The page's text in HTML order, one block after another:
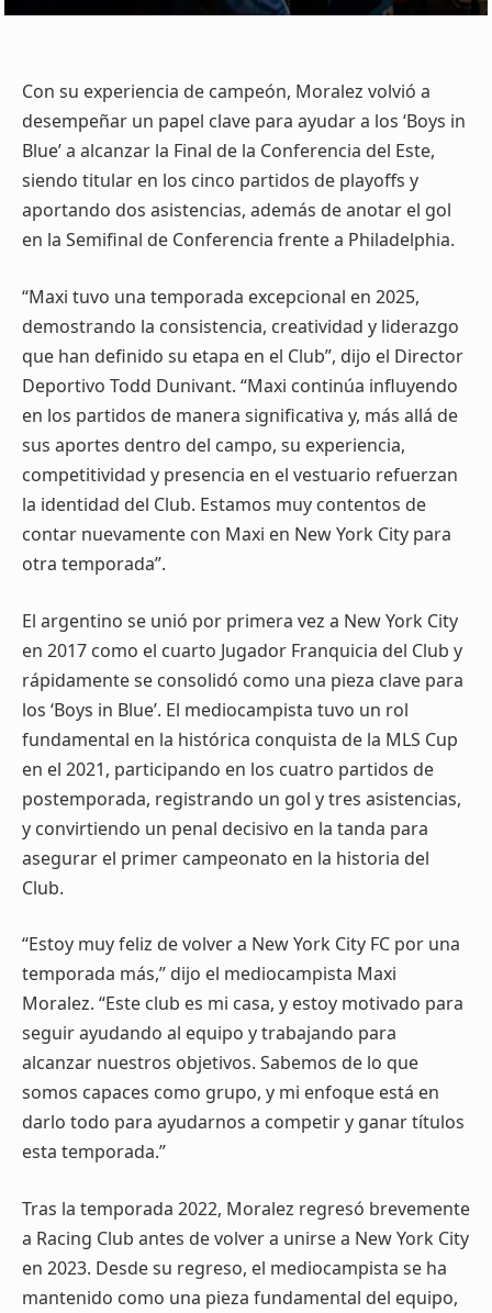
Con su experiencia de campeón, Moralez volvió a
desempeñar un papel clave para ayudar a los ‘Boys in
Blue’ a alcanzar la Final de la Conferencia del Este,
siendo titular en los cinco partidos de playoffs y
aportando dos asistencias, además de anotar el gol
en la Semifinal de Conferencia frente a Philadelphia.
“Maxi tuvo una temporada excepcional en 2025,
demostrando la consistencia, creatividad y liderazgo
que han definido su etapa en el Club”, dijo el Director
Deportivo Todd Dunivant. “Maxi continúa influyendo
en los partidos de manera significativa y, más allá de
sus aportes dentro del campo, su experiencia,
competitividad y presencia en el vestuario refuerzan
la identidad del Club. Estamos muy contentos de
contar nuevamente con Maxi en New York City para
otra temporada”.
El argentino se unió por primera vez a New York City
en 2017 como el cuarto Jugador Franquicia del Club y
rápidamente se consolidó como una pieza clave para
los ‘Boys in Blue’. El mediocampista tuvo un rol
fundamental en la histórica conquista de la MLS Cup
en el 2021, participando en los cuatro partidos de
postemporada, registrando un gol y tres asistencias,
y convirtiendo un penal decisivo en la tanda para
asegurar el primer campeonato en la historia del
Club.
“Estoy muy feliz de volver a New York City FC por una
temporada más,” dijo el mediocampista Maxi
Moralez. “Este club es mi casa, y estoy motivado para
seguir ayudando al equipo y trabajando para
alcanzar nuestros objetivos. Sabemos de lo que
somos capaces como grupo, y mi enfoque está en
darlo todo para ayudarnos a competir y ganar títulos
esta temporada.”
Tras la temporada 2022, Moralez regresó brevemente
a Racing Club antes de volver a unirse a New York City
en 2023. Desde su regreso, el mediocampista se ha
mantenido como una pieza fundamental del equipo,